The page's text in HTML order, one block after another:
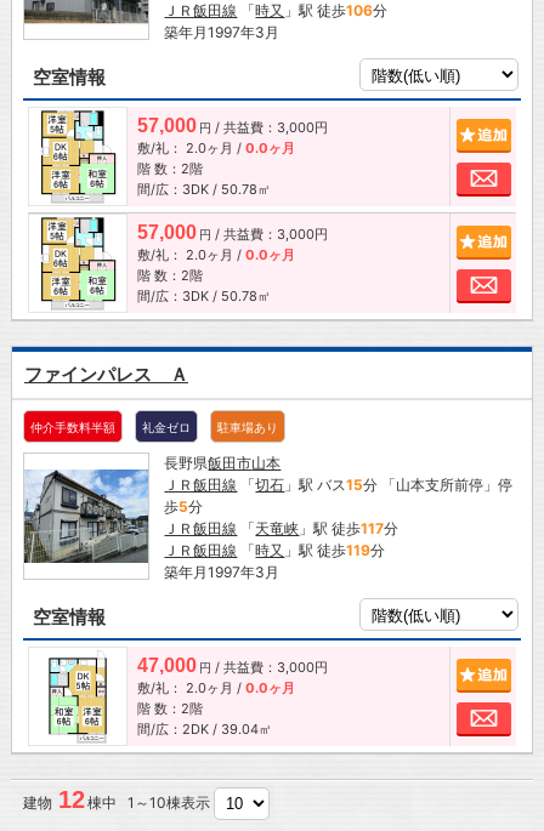
ＪＲ飯田線 「時又 」駅 徒歩106分
築年月1997年3月
空室情報
57,000 円 / 共益費：3,000円
敷/礼： 2.0ヶ月 / 0.0ヶ月
階 数：2階
間/広：3DK / 50.78㎡
お
57,000 円 / 共益費：3,000円
敷/礼： 2.0ヶ月 / 0.0ヶ月
階 数：2階
間/広：3DK / 50.78㎡
お
ファインパレス Ａ
仲介手数料半額 礼金ゼロ 駐車場あり
長野県飯田市山本
ＪＲ飯田線 「切石 」駅 バス15分 「山本支所前停」停
歩5分
ＪＲ飯田線 「天竜峡 」駅 徒歩117分
ＪＲ飯田線 「時又 」駅 徒歩119分
築年月1997年3月
空室情報
47,000 円 / 共益費：3,000円
敷/礼： 2.0ヶ月 / 0.0ヶ月
階 数：2階
間/広：2DK / 39.04㎡
お
建物 12棟中 1～10棟表示